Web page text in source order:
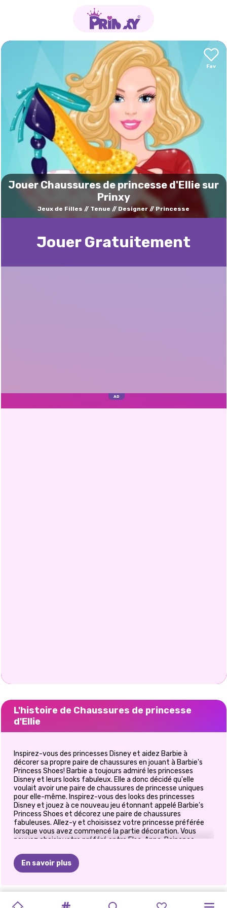
Jouer Chaussures de princesse d'Ellie sur
Prinxy
Jeux de Filles Tenue Designer Princesse
Jouer Gratuitement
L'histoire de Chaussures de princesse
d'Ellie
Inspirez-vous des princesses Disney et aidez Barbie à
décorer sa propre paire de chaussures en jouant à Barbie's
Princess Shoes! Barbie a toujours admiré les princesses
Disney et leurs looks fabuleux. Elle a donc décidé qu'elle
voulait avoir une paire de chaussures de princesse uniques
pour elle-même. Inspirez-vous des looks des princesses
Disney et jouez à ce nouveau jeu étonnant appelé Barbie's
Princess Shoes et décorez une paire de chaussures
fabuleuses. Allez-y et choisissez votre princesse préférée
lorsque vous avez commencé la partie décoration. Vous
pouvez choisir votre préféré entre Elsa, Anna, Raiponce,
décorer les chaussures et suivez le croquis afin de terminer le
niveau. Chaque paire de talons hauts représente la princesse
en ce qui concerne la couleur, la matière et les accessoires.
Ensuite, passez à la partie habillage et complétez le look de
Barbie en choisissant une jolie robe. Vous pouvez choisir une
En savoir plus
MAQUILLAGE
PRINCESSE PRINCESSES
DÉFI RETOUR